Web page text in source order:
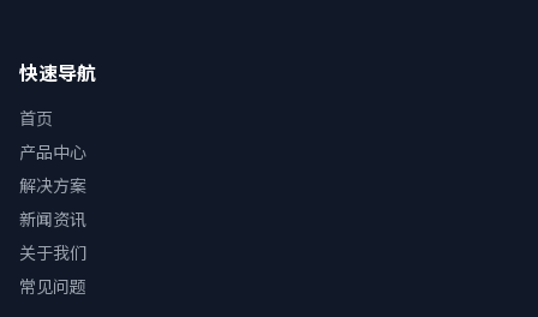
快速导航
首页
产品中心
解决方案
新闻资讯
关于我们
常见问题